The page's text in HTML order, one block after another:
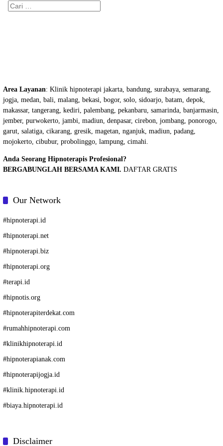
Cari
Area Layanan: Klinik hipnoterapi jakarta, bandung, surabaya, semarang,
jogja, medan, bali, malang, bekasi, bogor, solo, sidoarjo, batam, depok,
makassar, tangerang, kediri, palembang, pekanbaru, samarinda, banjarmasin,
jember, purwokerto, jambi, madiun, denpasar, cirebon, jombang, ponorogo,
garut, salatiga, cikarang, gresik, magetan, nganjuk, madiun, padang,
mojokerto, cibubur, probolinggo, lampung, cimahi.
Anda Seorang Hipnoterapis Profesional?
BERGABUNGLAH BERSAMA KAMI. DAFTAR GRATIS
Our Network
#hipnoterapi.id
#hipnoterapi.net
#hipnoterapi.biz
#hipnoterapi.org
#terapi.id
#hipnotis.org
#hipnoterapiterdekat.com
#rumahhipnoterapi.com
#klinikhipnoterapi.id
#hipnoterapianak.com
#hipnoterapijogja.id
#klinik.hipnoterapi.id
#biaya.hipnoterapi.id
Disclaimer